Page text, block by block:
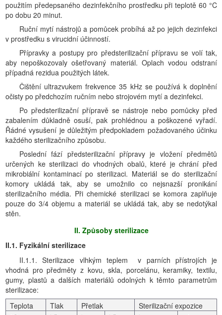
použitím předepsaného dezinfekčního prostředku při teplotě 60 °C
po dobu 20 minut.
Ruční mytí nástrojů a pomůcek probíhá až po jejich dezinfekci
v prostředku s virucidní účinností.
Přípravky a postupy pro předsterilizační přípravu se volí tak,
aby nepoškozovaly ošetřovaný materiál. Oplach vodou odstraní
případná rezidua použitých látek.
Čištění ultrazvukem frekvence 35 kHz se používá k doplnění
očisty po předchozím ručním nebo strojovém mytí a dezinfekci.
Po předsterilizační přípravě se nástroje nebo pomůcky před
zabalením důkladně osuší, pak prohlédnou a poškozené vyřadí.
Řádné vysušení je důležitým předpokladem požadovaného účinku
každého sterilizačního způsobu.
Poslední fází předsterilizační přípravy je vložení předmětů
určených ke sterilizaci do vhodných obalů, které je chrání před
mikrobiální kontaminací po sterilizaci. Materiál se do sterilizační
komory ukládá tak, aby se umožnilo co nejsnazší pronikání
sterilizačního média. Při chemické sterilizaci se komora zaplňuje
pouze do 3/4 objemu a materiál se ukládá tak, aby se nedotýkal
stěn.
II. Způsoby sterilizace
II.1. Fyzikální sterilizace
II.1.1. Sterilizace vlhkým teplem v parních přístrojích je
vhodná pro předměty z kovu, skla, porcelánu, keramiky, textilu,
gumy, plastů a dalších materiálů odolných k těmto parametrům
sterilizace:
Teplota
Tlak Přetlak
Sterilizační expozice